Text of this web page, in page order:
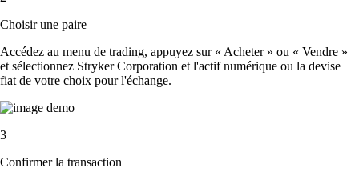
Choisir une paire
Accédez au menu de trading, appuyez sur « Acheter » ou « Vendre »
et sélectionnez Stryker Corporation et l'actif numérique ou la devise
fiat de votre choix pour l'échange.
3
Confirmer la transaction